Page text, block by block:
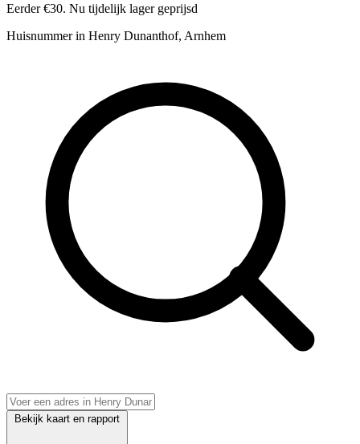
Eerder €30. Nu tijdelijk lager geprijsd
Huisnummer in Henry Dunanthof, Arnhem
Bekijk kaart en rapport